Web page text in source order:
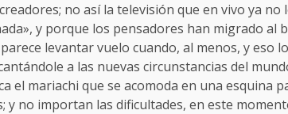
no así la televisión que en vivo ya no
y porque los pensadores han migrado al
levantar vuelo cuando, al menos, y eso
a las nuevas circunstancias del
el mariachi que se acomoda en una esquina
y no importan las dificultades, en este